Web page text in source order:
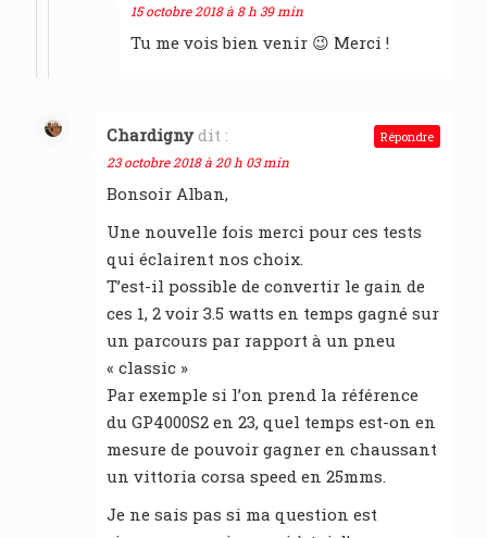
15 octobre 2018 à 8 h 39 min
Tu me vois bien venir 😉 Merci !
Chardigny dit :
23 octobre 2018 à 20 h 03 min
Bonsoir Alban,
Une nouvelle fois merci pour ces tests
qui éclairent nos choix.
T’est-il possible de convertir le gain de
ces 1, 2 voir 3.5 watts en temps gagné sur
un parcours par rapport à un pneu
« classic »
Par exemple si l’on prend la référence
du GP4000S2 en 23, quel temps est-on en
mesure de pouvoir gagner en chaussant
un vittoria corsa speed en 25mms.
Je ne sais pas si ma question est
Répondre